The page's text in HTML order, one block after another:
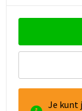
Je kunt